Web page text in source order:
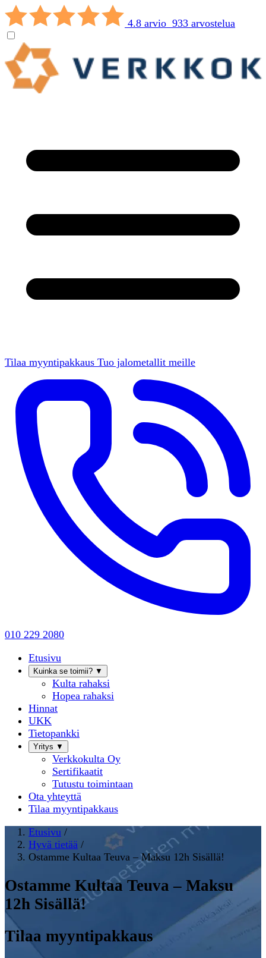
4.8 arvio 933 arvostelua
Tilaa myyntipakkaus Tuo jalometallit meille
010 229 2080
Etusivu
Kuinka se toimii? ▼
Kulta rahaksi
Hopea rahaksi
Hinnat
UKK
Tietopankki
Yritys ▼
Verkkokulta Oy
Sertifikaatit
Tutustu toimintaan
Ota yhteyttä
Tilaa myyntipakkaus
Etusivu /
Hyvä tietää /
Ostamme Kultaa Teuva – Maksu 12h Sisällä!
Ostamme Kultaa Teuva – Maksu
12h Sisällä!
Tilaa myyntipakkaus